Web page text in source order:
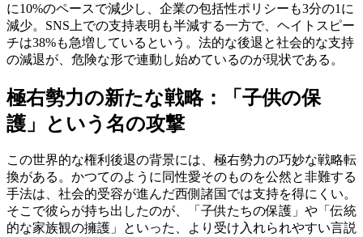
に10%のペースで減少し、企業の包括性ポリシーも3分の1に
減少。SNS上での支持表明も半減する一方で、ヘイトスピー
チは38%も急増しているという。法的な後退と社会的な支持
の減退が、危険な形で連動し始めているのが現状である。
極右勢力の新たな戦略：「子供の保
護」という名の攻撃
この世界的な権利後退の背景には、極右勢力の巧妙な戦略転
換がある。かつてのように同性愛そのものを公然と非難する
手法は、社会的受容が進んだ西側諸国では支持を得にくい。
そこで彼らが持ち出したのが、「子供たちの保護」や「伝統
的な家族観の擁護」といった、より受け入れられやすい言説